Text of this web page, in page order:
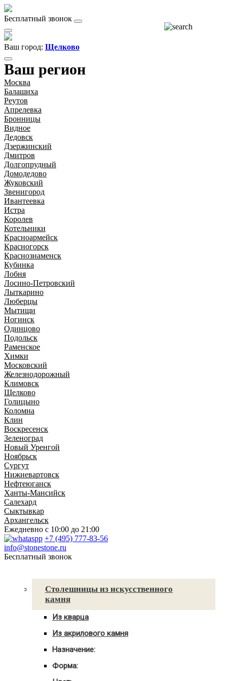
Бесплатный звонок
Ваш город: Щелково
Ваш регион
Москва
Балашиха
Реутов
Апрелевка
Бронницы
Видное
Дедовск
Дзержинский
Дмитров
Долгопрудный
Домодедово
Жуковский
Звенигород
Ивантеевка
Истра
Королев
Котельники
Красноармейск
Красногорск
Краснознаменск
Кубинка
Лобня
Лосино-Петровский
Лыткарино
Люберцы
Мытищи
Ногинск
Одинцово
Подольск
Раменское
Химки
Московский
Железнодорожный
Климовск
Щелково
Голицыно
Коломна
Клин
Воскресенск
Зеленоград
Новый Уренгой
Ноябрьск
Сургут
Нижневартовск
Нефтеюганск
Ханты-Мансийск
Салехард
Сыктывкар
Архангельск
Ежедневно с 10:00 до 21:00
+7 (495) 777-83-56
info@stonestone.ru
Бесплатный звонок
Столешницы из искусственного
камня
Из кварца
Для ванны
С мойкой
Из акрилового камня
Для ванны
С мойкой
Назначение:
Для ванной
Форма: